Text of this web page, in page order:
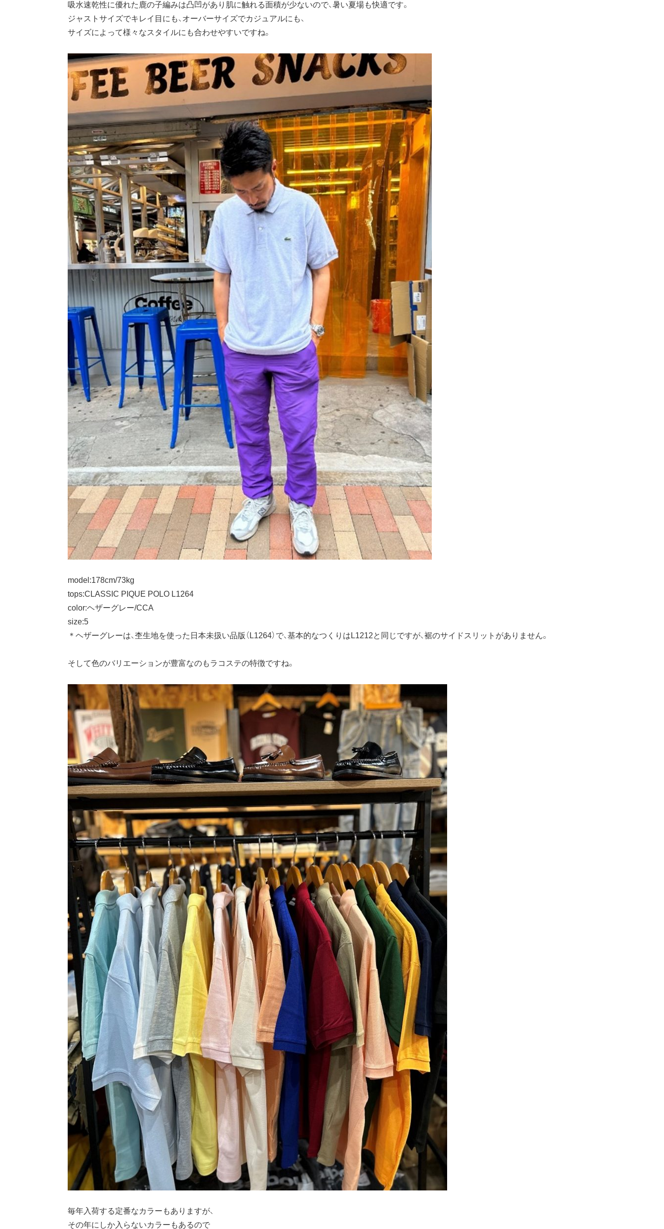
吸水速乾性に優れた鹿の子編みは凸凹があり肌に触れる面積が少ないので、暑い夏場も快適です。
ジャストサイズでキレイ目にも、オーバーサイズでカジュアルにも、
サイズによって様々なスタイルにも合わせやすいですね。
model:178cm/73kg
tops:CLASSIC PIQUE POLO L1264
color:ヘザーグレー/CCA
size:5
＊ヘザーグレーは、杢生地を使った日本未扱い品版（L1264）で、基本的なつくりはL1212と同じですが、裾のサイドスリットがありません。
そして色のバリエーションが豊富なのもラコステの特徴ですね。
毎年入荷する定番なカラーもありますが、
その年にしか入らないカラーもあるので